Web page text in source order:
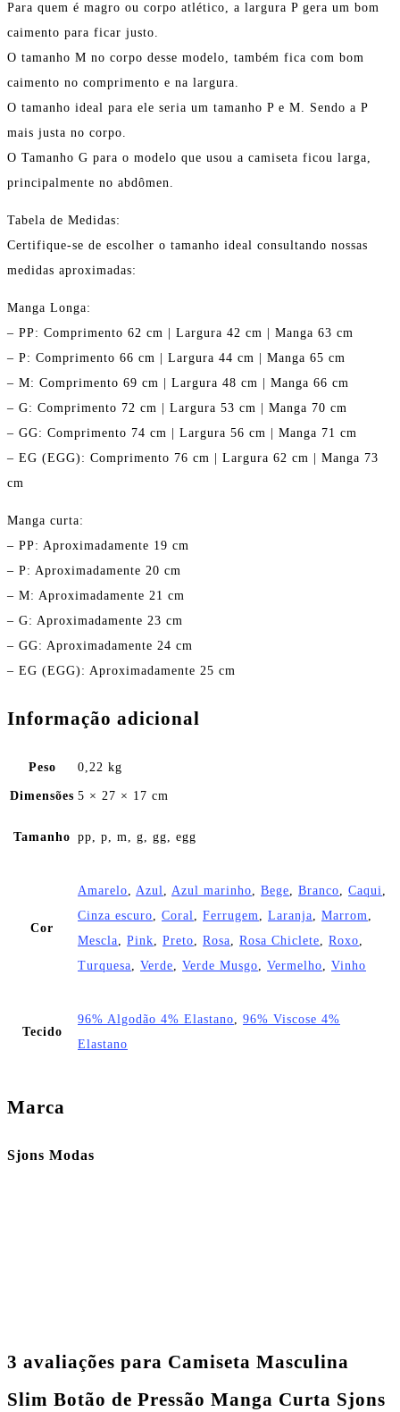
Para quem é magro ou corpo atlético, a largura P gera um bom
caimento para ficar justo.
O tamanho M no corpo desse modelo, também fica com bom
caimento no comprimento e na largura.
O tamanho ideal para ele seria um tamanho P e M. Sendo a P
mais justa no corpo.
O Tamanho G para o modelo que usou a camiseta ficou larga,
principalmente no abdômen.
Tabela de Medidas:
Certifique-se de escolher o tamanho ideal consultando nossas
medidas aproximadas:
Manga Longa:
– PP: Comprimento 62 cm | Largura 42 cm | Manga 63 cm
– P: Comprimento 66 cm | Largura 44 cm | Manga 65 cm
– M: Comprimento 69 cm | Largura 48 cm | Manga 66 cm
– G: Comprimento 72 cm | Largura 53 cm | Manga 70 cm
– GG: Comprimento 74 cm | Largura 56 cm | Manga 71 cm
– EG (EGG): Comprimento 76 cm | Largura 62 cm | Manga 73
cm
Manga curta:
– PP: Aproximadamente 19 cm
– P: Aproximadamente 20 cm
– M: Aproximadamente 21 cm
– G: Aproximadamente 23 cm
– GG: Aproximadamente 24 cm
– EG (EGG): Aproximadamente 25 cm
Informação adicional
Peso 0,22 kg
Dimensões 5 × 27 × 17 cm
Tamanho pp, p, m, g, gg, egg
Cor
Amarelo, Azul, Azul marinho, Bege, Branco, Caqui,
Cinza escuro, Coral, Ferrugem, Laranja, Marrom,
Mescla, Pink, Preto, Rosa, Rosa Chiclete, Roxo,
Turquesa, Verde, Verde Musgo, Vermelho, Vinho
Tecido
96% Algodão 4% Elastano, 96% Viscose 4%
Elastano
Marca
Sjons Modas
3 avaliações para Camiseta Masculina
Slim Botão de Pressão Manga Curta Sjons